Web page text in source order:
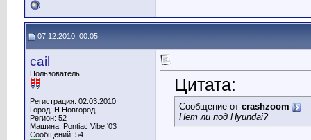
07.12.2010, 00:05
cail
Пользователь
Регистрация: 02.03.2010
Город: Н.Новгород
Регион: 52
Машина: Pontiac Vibe '03
Сообщений: 54
Цитата:
Сообщение от crashzoom
Нет ли под Hyundai?